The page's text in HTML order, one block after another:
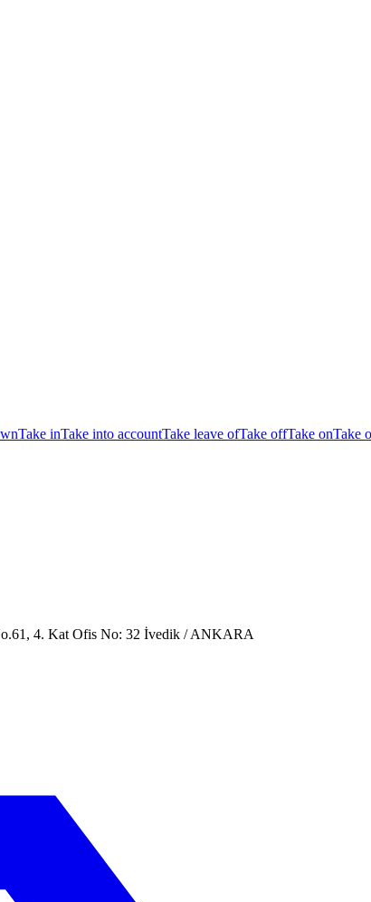
Take inTake into accountTake leave ofTake offTake onTake
4. Kat Ofis No: 32 İvedik / ANKARA